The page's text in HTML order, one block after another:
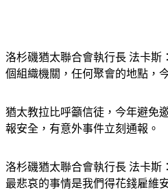
洛杉磯猶太聯合會執行長 法卡斯
個組織機關，任何聚會的地點，
猶太教拉比呼籲信徒，今年避免
報安全，有意外事件立刻通報。
洛杉磯猶太聯合會執行長 法卡斯
最悲哀的事情是我們得花錢雇維